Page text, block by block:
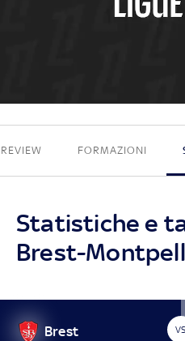
0
FORMAZIONI
Statistiche e
Brest-
Brest VS